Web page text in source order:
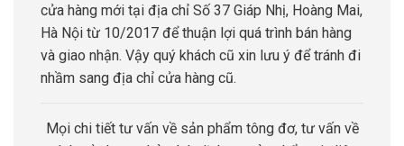
cửa hàng mới tại địa chỉ Số 37 Giáp Nhị, Hoàng Mai,
Hà Nội từ 10/2017 để thuận lợi quá trình bán hàng
và giao nhận. Vậy quý khách cũ xin lưu ý để tránh đi
nhầm sang địa chỉ cửa hàng cũ.
Mọi chi tiết tư vấn về sản phẩm tông đơ, tư vấn về